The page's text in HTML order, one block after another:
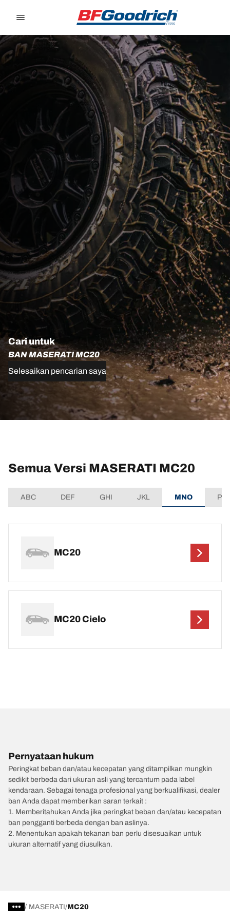
Cari untuk
BAN MASERATI MC20
Selesaikan pencarian saya
Semua Versi MASERATI MC20
ABC DEF GHI JKL MNO
MC20
MC20 Cielo
Pernyataan hukum
Peringkat beban dan/atau kecepatan yang ditampilkan mungkin
sedikit berbeda dari ukuran asli yang tercantum pada label
kendaraan. Sebagai tenaga profesional yang berkualifikasi, dealer
ban Anda dapat memberikan saran terkait :
1. Memberitahukan Anda jika peringkat beban dan/atau kecepatan
ban pengganti berbeda dengan ban aslinya.
2. Menentukan apakah tekanan ban perlu disesuaikan untuk
ukuran alternatif yang diusulkan.
/ MASERATI MC20